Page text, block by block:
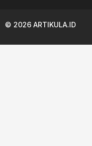
© 2026 ARTIKULA.ID